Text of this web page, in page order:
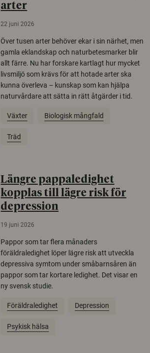
arter
22 juni 2026
Över tusen arter behöver ekar i sin närhet, men
gamla eklandskap och naturbetesmarker blir
allt färre. Nu har forskare kartlagt hur mycket
livsmiljö som krävs för att hotade arter ska
kunna överleva – kunskap som kan hjälpa
naturvårdare att sätta in rätt åtgärder i tid.
Växter Biologisk mångfald
Träd
Längre pappaledighet
kopplas till lägre risk för
depression
19 juni 2026
Pappor som tar flera månaders
föräldraledighet löper lägre risk att utveckla
depressiva symtom under småbarnsåren än
pappor som tar kortare ledighet. Det visar en
ny svensk studie.
Föräldraledighet Depression
Psykisk hälsa